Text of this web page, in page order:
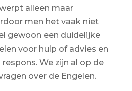
alleen maar
men het vaak niet
gewoon een duidelijke
voor hulp of advies en
We zijn al op de
over de Engelen.